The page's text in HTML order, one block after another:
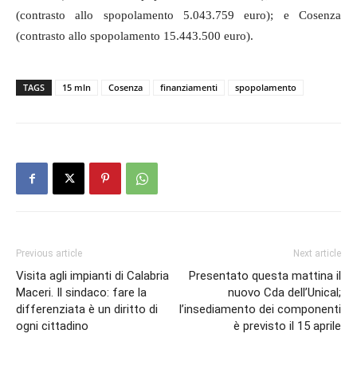
(contrasto allo spopolamento 5.043.759 euro); e Cosenza
(contrasto allo spopolamento 15.443.500 euro).
TAGS 15 mln Cosenza finanziamenti spopolamento
Previous article
Visita agli impianti di Calabria
Maceri. Il sindaco: fare la
differenziata è un diritto di
ogni cittadino
Next article
Presentato questa mattina il
nuovo Cda dell’Unical;
l’insediamento dei componenti
è previsto il 15 aprile